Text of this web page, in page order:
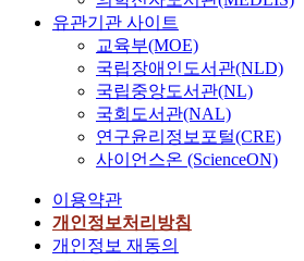
유관기관 사이트
교육부(MOE)
국립장애인도서관(NLD)
국립중앙도서관(NL)
국회도서관(NAL)
연구윤리정보포털(CRE)
사이언스온 (ScienceON)
이용약관
개인정보처리방침
개인정보 재동의